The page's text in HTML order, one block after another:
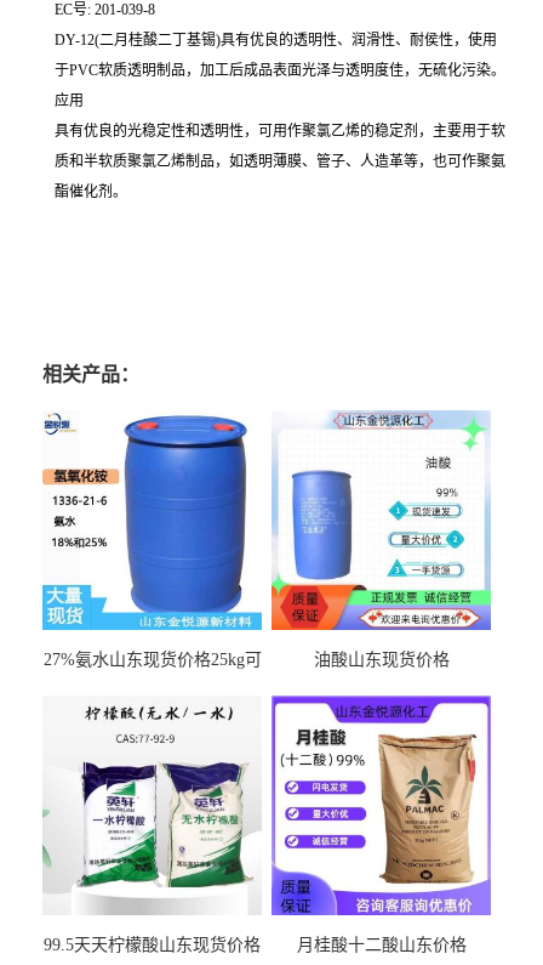
EC号: 201-039-8
DY-12(二月桂酸二丁基锡)具有优良的透明性、润滑性、耐侯性，使用
于PVC软质透明制品，加工后成品表面光泽与透明度佳，无硫化污染。
应用
具有优良的光稳定性和透明性，可用作聚氯乙烯的稳定剂，主要用于软
质和半软质聚氯乙烯制品，如透明薄膜、管子、人造革等，也可作聚氨
酯催化剂。
相关产品：
27%氨水山东现货价格25kg可
油酸山东现货价格
99.5天天柠檬酸山东现货价格 月桂酸十二酸山东价格